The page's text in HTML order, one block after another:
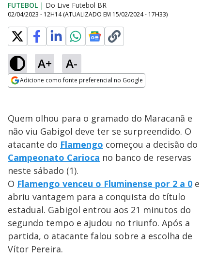
FUTEBOL | Do Live Futebol BR
02/04/2023 - 12H14 (ATUALIZADO EM 15/02/2024 - 17H33)
A+ A-
Adicione como fonte preferencial no Google
Quem olhou para o gramado do Maracanã e
não viu Gabigol deve ter se surpreendido. O
atacante do Flamengo começou a decisão do
Campeonato Carioca no banco de reservas
neste sábado (1).
O Flamengo venceu o Fluminense por 2 a 0 e
abriu vantagem para a conquista do título
estadual. Gabigol entrou aos 21 minutos do
segundo tempo e ajudou no triunfo. Após a
partida, o atacante falou sobre a escolha de
Vítor Pereira.